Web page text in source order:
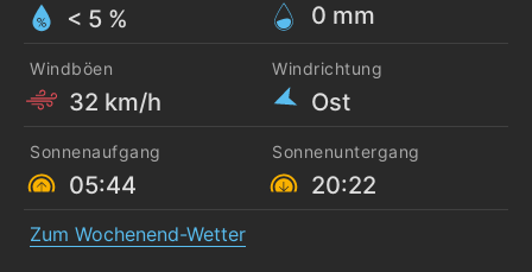
< 5 % 0 mm
Windböen
32 km/h
Windrichtung
Ost
Sonnenaufgang
05:44
Sonnenuntergang
20:22
Zum Wochenend-Wetter